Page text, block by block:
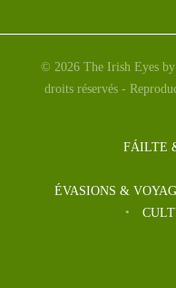
© 2026 The Irish Eyes
droits réservés -
FÁILTE
ÉVASIONS &